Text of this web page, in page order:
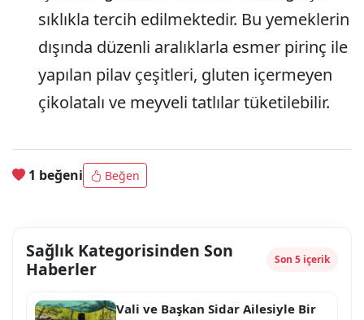
sıklıkla tercih edilmektedir. Bu yemeklerin
dışında düzenli aralıklarla esmer pirinç ile
yapılan pilav çeşitleri, gluten içermeyen
çikolatalı ve meyveli tatlılar tüketilebilir.
1 beğeni Beğen
Sağlık Kategorisinden Son
Haberler
Son 5 içerik
Vali ve Başkan Sidar Ailesiyle Bir